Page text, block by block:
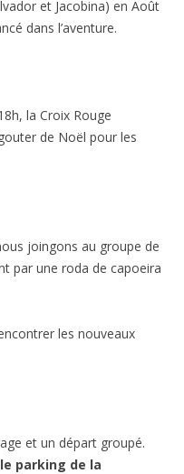
et Jacobina) en Août
dans l’aventure.
la Croix Rouge
de Noël pour les
joingons au groupe de
par une roda de capoeira
les nouveaux
et un départ groupé.
parking de la